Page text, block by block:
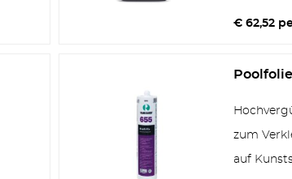
€ 62,52
zum
auf